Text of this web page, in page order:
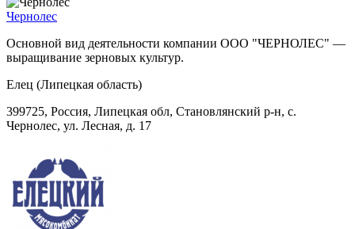
Чернолес
Основной вид деятельности компании ООО "ЧЕРНОЛЕС" —
выращивание зерновых культур.
Елец (Липецкая область)
399725, Россия, Липецкая обл, Становлянский р-н, с.
Чернолес, ул. Лесная, д. 17